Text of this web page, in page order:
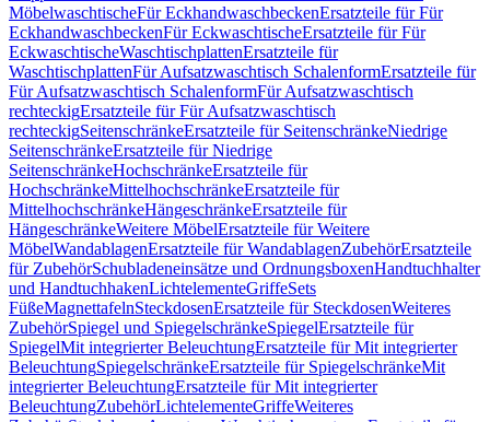
MöbelwaschtischeFür EckhandwaschbeckenErsatzteile für Für
EckhandwaschbeckenFür EckwaschtischeErsatzteile für Für
EckwaschtischeWaschtischplattenErsatzteile für
WaschtischplattenFür Aufsatzwaschtisch SchalenformErsatzteile für
Für Aufsatzwaschtisch SchalenformFür Aufsatzwaschtisch
rechteckigErsatzteile für Für Aufsatzwaschtisch
rechteckigSeitenschränkeErsatzteile für SeitenschränkeNiedrige
SeitenschränkeErsatzteile für Niedrige
SeitenschränkeHochschränkeErsatzteile für
HochschränkeMittelhochschränkeErsatzteile für
MittelhochschränkeHängeschränkeErsatzteile für
HängeschränkeWeitere MöbelErsatzteile für Weitere
MöbelWandablagenErsatzteile für WandablagenZubehörErsatzteile
für ZubehörSchubladeneinsätze und OrdnungsboxenHandtuchhalter
und HandtuchhakenLichtelementeGriffeSets
FüßeMagnettafelnSteckdosenErsatzteile für SteckdosenWeiteres
ZubehörSpiegel und SpiegelschränkeSpiegelErsatzteile für
SpiegelMit integrierter BeleuchtungErsatzteile für Mit integrierter
BeleuchtungSpiegelschränkeErsatzteile für SpiegelschränkeMit
integrierter BeleuchtungErsatzteile für Mit integrierter
BeleuchtungZubehörLichtelementeGriffeWeiteres